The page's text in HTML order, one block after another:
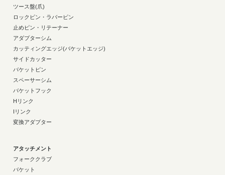
ツース盤(爪)
ロックピン・ラバーピン
止めピン・リテーナー
アダプターシム
カッティングエッジ(バケットエッジ)
サイドカッター
バケットピン
スペーサーシム
バケットフック
Hリンク
Iリンク
変換アダプター
アタッチメント
フォーククラブ
バケット